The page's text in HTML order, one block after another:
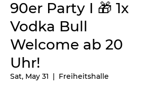
90er Party I 🎁 1x
Vodka Bull
Welcome ab 20
Uhr!
Sat, May 31
  |
Freiheitshalle